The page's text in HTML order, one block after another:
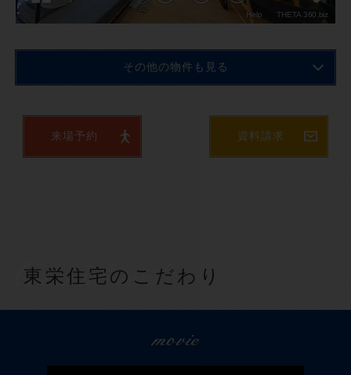
その他の物件も見る
来場予約 資料請求
東栄住宅のこだわり
movie